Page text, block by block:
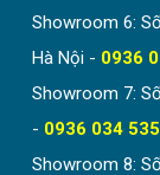
Showroom 6:
Hà Nội - 0936
Showroom 7:
- 0936 034 535
Showroom 8: